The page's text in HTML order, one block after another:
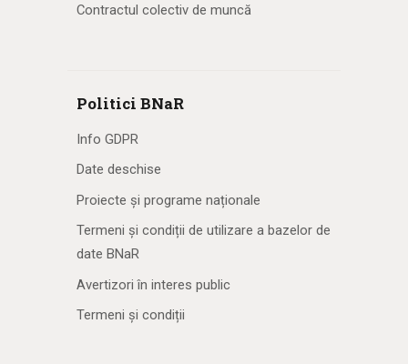
Contractul colectiv de muncă
Politici BNaR
Info GDPR
Date deschise
Proiecte și programe naționale
Termeni și condiții de utilizare a bazelor de
date BNaR
Avertizori în interes public
Termeni și condiții